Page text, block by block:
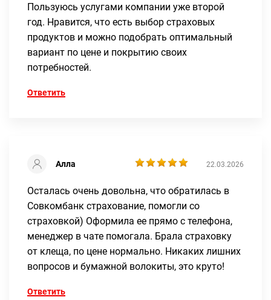
Пользуюсь услугами компании уже второй
год. Нравится, что есть выбор страховых
продуктов и можно подобрать оптимальный
вариант по цене и покрытию своих
потребностей.
Ответить
Алла 22.03.2026
Осталась очень довольна, что обратилась в
Совкомбанк страхование, помогли со
страховкой) Оформила ее прямо с телефона,
менеджер в чате помогала. Брала страховку
от клеща, по цене нормально. Никаких лишних
вопросов и бумажной волокиты, это круто!
Ответить